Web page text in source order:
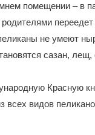
помещении – в
не умеют
сазан, лещ,
Красную
всех видов